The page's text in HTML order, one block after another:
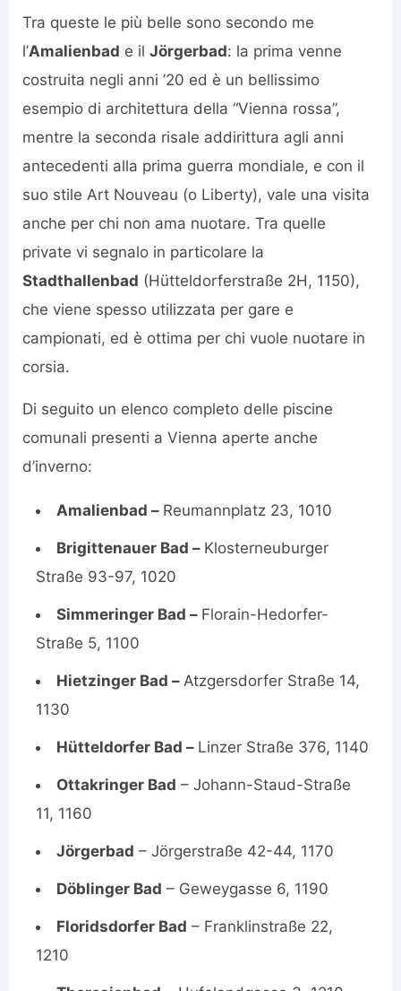
Tra queste le più belle sono secondo me
l’Amalienbad e il Jörgerbad: la prima venne
costruita negli anni ’20 ed è un bellissimo
esempio di architettura della “Vienna rossa”,
mentre la seconda risale addirittura agli anni
antecedenti alla prima guerra mondiale, e con il
suo stile Art Nouveau (o Liberty), vale una visita
anche per chi non ama nuotare. Tra quelle
private vi segnalo in particolare la
Stadthallenbad (Hütteldorferstraße 2H, 1150),
che viene spesso utilizzata per gare e
campionati, ed è ottima per chi vuole nuotare in
corsia.
Di seguito un elenco completo delle piscine
comunali presenti a Vienna aperte anche
d’inverno:
Amalienbad – Reumannplatz 23, 1010
Brigittenauer Bad – Klosterneuburger
Straße 93-97, 1020
Simmeringer Bad – Florain-Hedorfer-
Straße 5, 1100
Hietzinger Bad – Atzgersdorfer Straße 14,
1130
Hütteldorfer Bad – Linzer Straße 376, 1140
Ottakringer Bad – Johann-Staud-Straße
11, 1160
Jörgerbad – Jörgerstraße 42-44, 1170
Döblinger Bad – Geweygasse 6, 1190
Floridsdorfer Bad – Franklinstraße 22,
1210